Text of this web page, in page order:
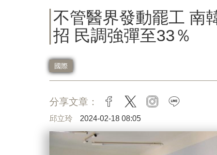
不管醫界發動罷工 南
招 民調強彈至33％
國際
分享文章： facebook
twitter instagram
邱立玲 2024-02-18 08:05